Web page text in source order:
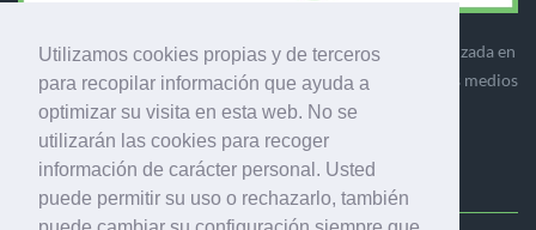
Utilizamos cookies propias y de terceros
para recopilar información que ayuda a
optimizar su visita en esta web. No se
utilizarán las cookies para recoger
información de carácter personal. Usted
puede permitir su uso o rechazarlo, también
Ediciones Industria Gráfica es una empresa editora especializada en
el mercado de la comunicación gráfica que engloba diversos medios
profesionales especializados en el mercado gráfico, la
comunicación visual y el envasado.